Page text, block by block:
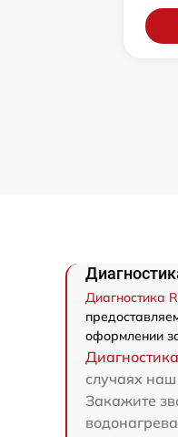
Диагностика
оформлении
случаях наш
Закажите